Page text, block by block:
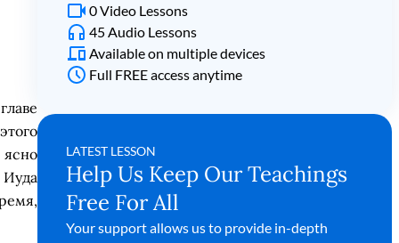
главе
ясно
,
0 Video Lessons
45 Audio Lessons
Available on multiple devices
Full FREE access anytime
LATEST LESSON
Help Us Keep Our Teachings
Free For All
Your support allows us to provide in-depth